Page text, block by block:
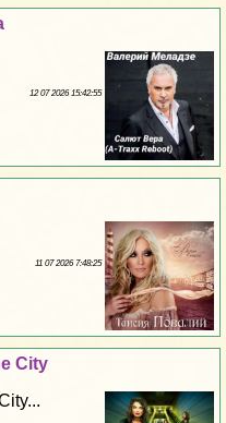
12 07 2026 15:42:55
11 07 2026 7:48:25
City